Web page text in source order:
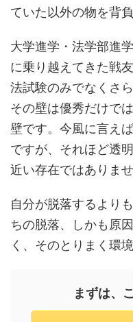
ていた以外の物を背
大学進学・法学部進
に乗り越えてきた戦
法試験のみでなくさ
その壁は優秀だけで
壁です。今風に言え
ですが、それほど透
近い存在ではありませ
自分が脱落するより
ちの脱落、しかも原
く、そのとりまく環
まずは、